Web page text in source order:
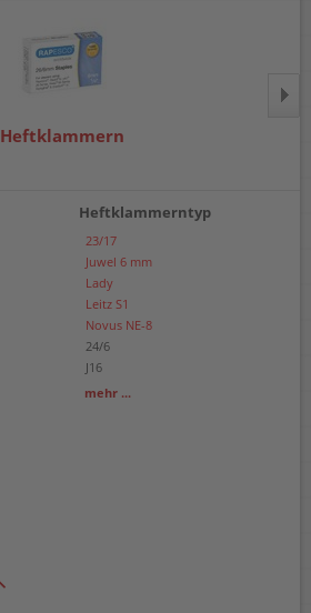
Heftklammern
Heftklammerntyp
23/17
Juwel 6 mm
Lady
Leitz S1
Novus NE-8
24/6
J16
24/8
mehr ...